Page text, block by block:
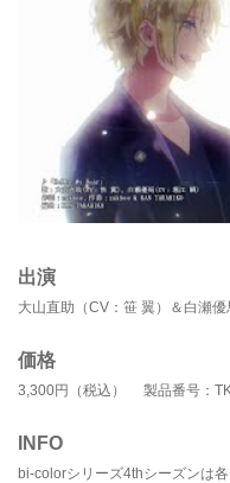
出演
大山直助（CV：笹 翼）＆白瀬優
価格
3,300円（税込） 製品番号：
INFO
bi-colorシリーズ4thシーズンは